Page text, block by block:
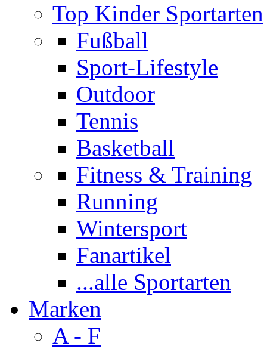
Top Kinder Sportarten
Fußball
Sport-Lifestyle
Outdoor
Tennis
Basketball
Fitness & Training
Running
Wintersport
Fanartikel
...alle Sportarten
Marken
A - F